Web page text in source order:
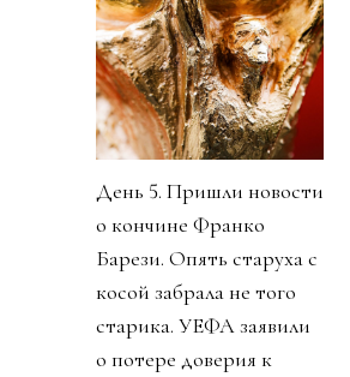
День 5. Пришли новости
о кончине Франко
Барези. Опять старуха с
косой забрала не того
старика. УЕФА заявили
о потере доверия к